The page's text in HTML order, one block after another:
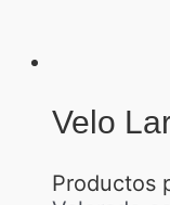
Velo
Productos